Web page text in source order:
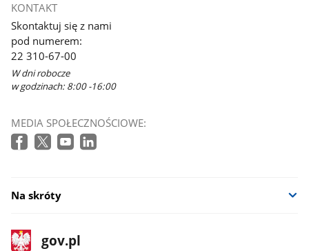
KONTAKT
Skontaktuj się z nami
pod numerem:
22 310-67-00
W dni robocze
w godzinach: 8:00 -16:00
MEDIA SPOŁECZNOŚCIOWE:
Na skróty
stopkaStrona
gov.pl